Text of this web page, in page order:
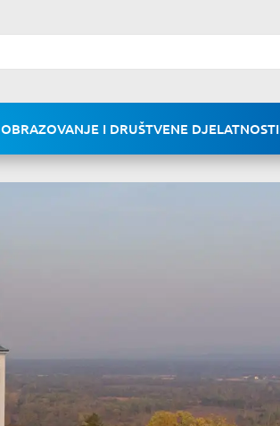
OBRAZOVANJE I DRUŠTVENE DJELATNOSTI